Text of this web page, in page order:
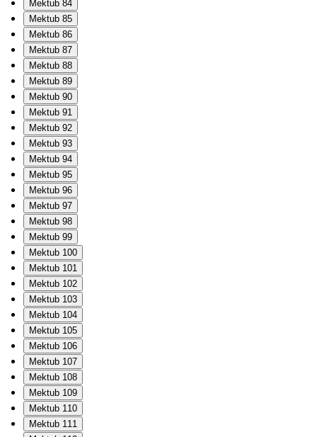
Mektub 84
Mektub 85
Mektub 86
Mektub 87
Mektub 88
Mektub 89
Mektub 90
Mektub 91
Mektub 92
Mektub 93
Mektub 94
Mektub 95
Mektub 96
Mektub 97
Mektub 98
Mektub 99
Mektub 100
Mektub 101
Mektub 102
Mektub 103
Mektub 104
Mektub 105
Mektub 106
Mektub 107
Mektub 108
Mektub 109
Mektub 110
Mektub 111